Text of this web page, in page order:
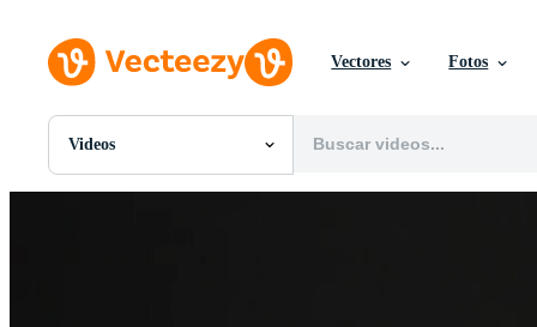
Vectores Fotos
Videos
Todas Imágenes